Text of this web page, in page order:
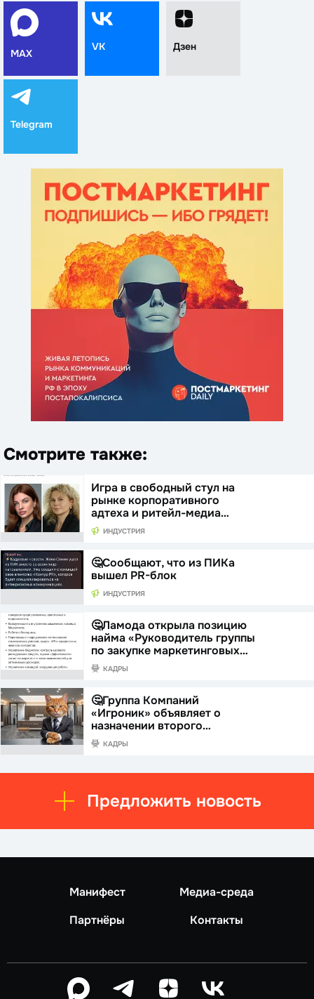
MAX
VK Дзен
Telegram
Смотрите также:
Игра в свободный стул на
рынке корпоративного
адтеха и ритейл-медиа…
ИНДУСТРИЯ
🤔Сообщают, что из ПИКа
вышел PR-блок
ИНДУСТРИЯ
🤔Ламода открыла позицию
найма «Руководитель группы
по закупке маркетинговых…
КАДРЫ
🤔Группа Компаний
«Игроник» объявляет о
назначении второго…
КАДРЫ
Предложить новость
Манифест
Медиа-среда
Партнёры
Контакты